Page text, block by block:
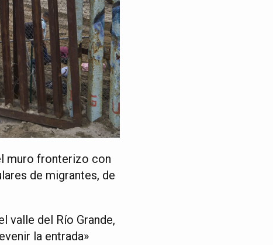
muro fronterizo con
de migrantes, de
valle del Río Grande,
la entrada»